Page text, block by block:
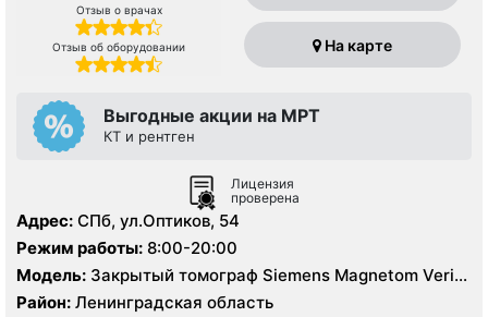
Отзыв о врачах
Отзыв об оборудовании На карте
Выгодные акции на МРТ
КТ и рентген
Лицензия
проверена
Адрес: СПб, ул.Оптиков, 54
Режим работы: 8:00-20:00
Модель: Закрытый томограф Siemens Magnetom Verio
1.5 Тесла, КТ Siemens 64 среза
Район: Ленинградская область